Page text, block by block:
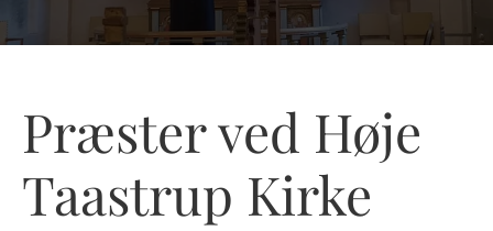
Præster ved Høje
Taastrup Kirke